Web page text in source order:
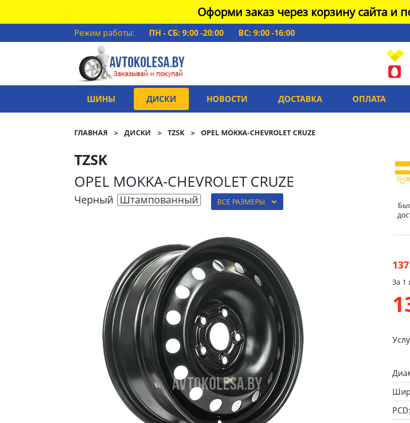
Оформи заказ через корзину сайта и
Режим работы: ПН - СБ: 9:00 -20:00
ВС: 9:00 -16:00
ШИНЫ ДИСКИ НОВОСТИ ДОСТАВКА ОПЛАТА
ГЛАВНАЯ ДИСКИ TZSK OPEL MOKKA-CHEVROLET CRUZE
TZSK
OPEL MOKKA-CHEVROLET CRUZE
Черный Штампованный ВСЕ РАЗМЕРЫ
За 1
PCD: